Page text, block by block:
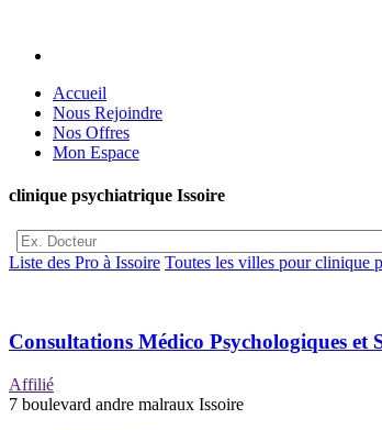
Accueil
Nous Rejoindre
Nos Offres
Mon Espace
clinique psychiatrique Issoire
Liste des Pro à Issoire Toutes les villes pour clinique
Consultations Médico Psychologiques et
Affilié
7 boulevard andre malraux Issoire